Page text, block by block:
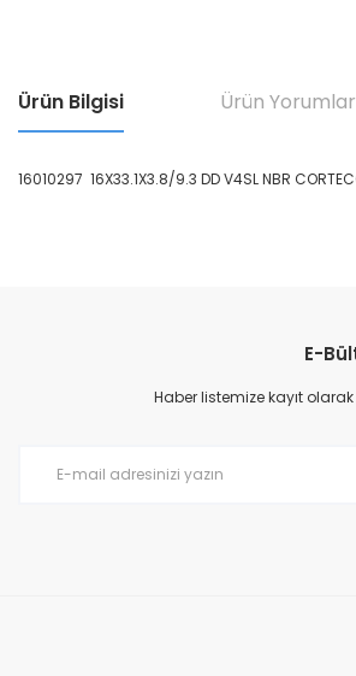
Ürün Bilgisi Ürün
16010297 16X33.1X3.8/9.3 DD V4SL NBR
Ürün resmi kalitesiz, bozuk veya
Ürün açıklamasında eksik bilgiler
E-
Haber listemize kayıt